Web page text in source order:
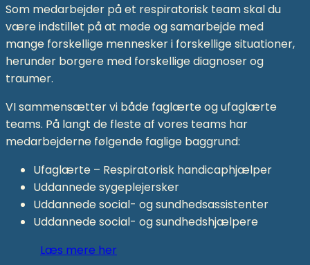
Som medarbejder på et respiratorisk team skal du
være indstillet på at møde og samarbejde med
mange forskellige mennesker i forskellige situationer,
herunder borgere med forskellige diagnoser og
traumer.
VI sammensætter vi både faglærte og ufaglærte
teams. På langt de fleste af vores teams har
medarbejderne følgende faglige baggrund:
Ufaglærte – Respiratorisk handicaphjælper
Uddannede sygeplejersker
Uddannede social- og sundhedsassistenter
Uddannede social- og sundhedshjælpere
Læs mere her